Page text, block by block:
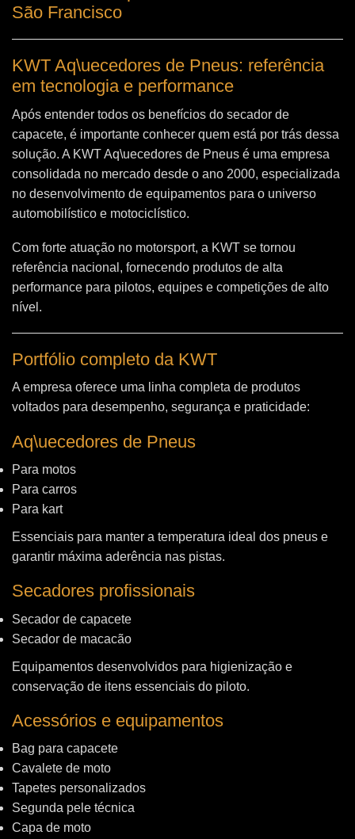
São Francisco
KWT Aq\uecedores de Pneus: referência
em tecnologia e performance
Após entender todos os benefícios do secador de
capacete, é importante conhecer quem está por trás dessa
solução. A KWT Aq\uecedores de Pneus é uma empresa
consolidada no mercado desde o ano 2000, especializada
no desenvolvimento de equipamentos para o universo
automobilístico e motociclístico.
Com forte atuação no motorsport, a KWT se tornou
referência nacional, fornecendo produtos de alta
performance para pilotos, equipes e competições de alto
nível.
Portfólio completo da KWT
A empresa oferece uma linha completa de produtos
voltados para desempenho, segurança e praticidade:
Aq\uecedores de Pneus
Para motos
Para carros
Para kart
Essenciais para manter a temperatura ideal dos pneus e
garantir máxima aderência nas pistas.
Secadores profissionais
Secador de capacete
Secador de macacão
Equipamentos desenvolvidos para higienização e
conservação de itens essenciais do piloto.
Acessórios e equipamentos
Bag para capacete
Cavalete de moto
Tapetes personalizados
Segunda pele técnica
Capa de moto